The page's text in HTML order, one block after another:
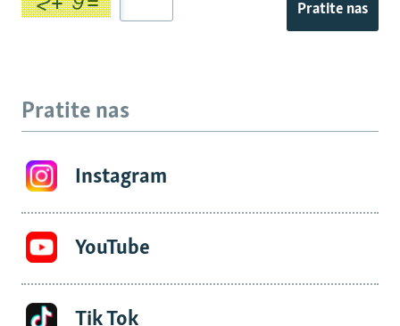
Pratite nas
Pratite nas
Instagram
YouTube
Tik Tok